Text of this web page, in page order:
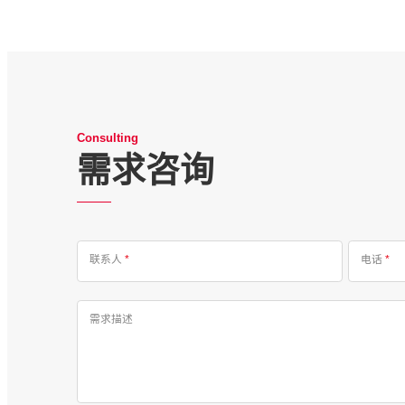
Consulting
需求咨询
联系人* 电话*
需求描述